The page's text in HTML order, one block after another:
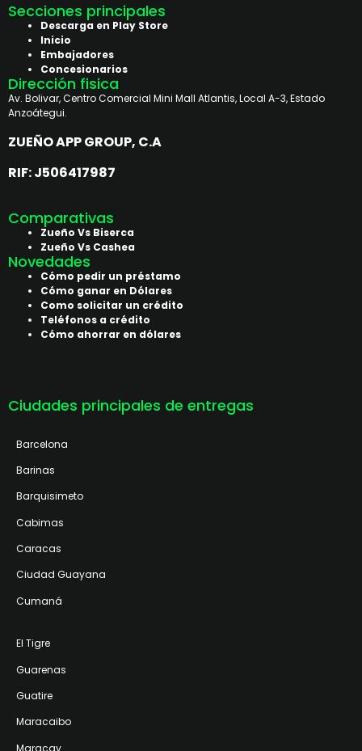
Secciones principales
Descarga en Play Store
Inicio
Embajadores
Concesionarios
Dirección fisica
Av. Bolivar, Centro Comercial Mini Mall Atlantis, Local A-3, Estado
Anzoátegui.
ZUEÑO APP GROUP, C.A
RIF: J506417987
Comparativas
Zueño Vs Biserca
Zueño Vs Cashea
Novedades
Cómo pedir un préstamo
Cómo ganar en Dólares
Como solicitar un crédito
Teléfonos a crédito
Cómo ahorrar en dólares
Ciudades principales de entregas
Barcelona
Barinas
Barquisimeto
Cabimas
Caracas
Ciudad Guayana
Cumaná
El Tigre
Guarenas
Guatire
Maracaibo
Maracay